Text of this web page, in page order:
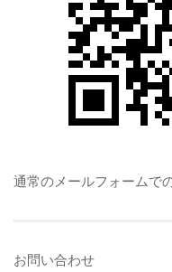
通常のメールフォームで
お問い合わせ